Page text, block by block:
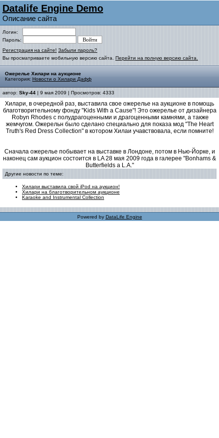
Datalife Engine Demo
Описание сайта
Логин:
Пароль:
Регистрация на сайте! Забыли пароль?
Вы просматриваете мобильную версию сайта. Перейти на полную версию сайта.
Ожерелье Хилари на аукционе
Категория: Новости о Хилари Дафф
автор: Sky-44 | 9 мая 2009 | Просмотров: 4333
Хилари, в очередной раз, выставила свое ожерелье на аукционе в помощь
благотворительному фонду "Kids With a Cause"! Это ожерелье от дизайнера
Robyn Rhodes с полудрагоценными и драгоценными камнями, а также
жемчугом. Ожерельн было сделано специально для показа мод "The Heart
Truth's Red Dress Collection" в котором Хилаи учавствовала, если помните!
Сначала ожерелье побывает на выставке в Лондоне, потом в Нью-Йорке, и
наконец сам аукцион состоится в LA 28 мая 2009 года в галерее "Bonhams &
Butterfields a L.A."
Другие новости по теме:
Хилари выставила свой iPod на аукцион!
Хилари на благотворительном аукционе
Karaoke and Instrumental Collection
Powered by DataLife Engine